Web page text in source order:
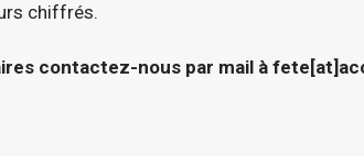
chiffrés.
contactez-nous par mail à